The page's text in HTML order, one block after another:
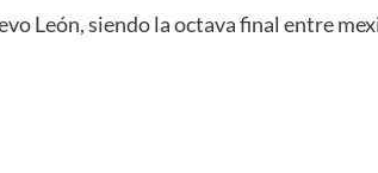
León, siendo la octava final entre